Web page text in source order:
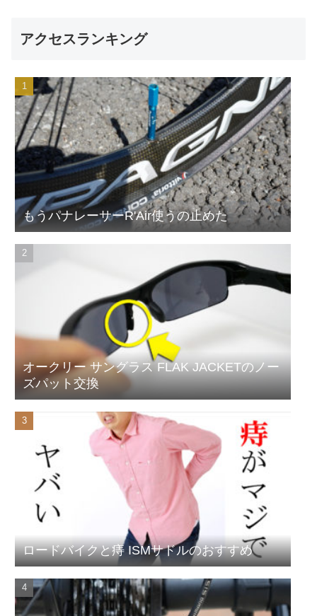
アクセスランキング
もうパナレーサーR'Air使うの止めた
オークリー サングラス FLAK JACKETのノー
ズパット交換
ロードバイクと痔 ISMサドルのおすすめ